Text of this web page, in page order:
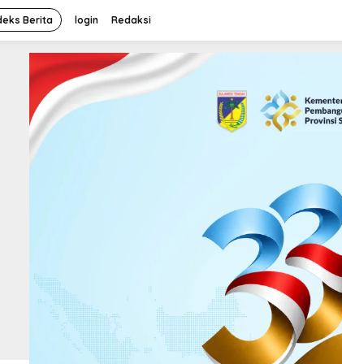
Berita login Redaksi